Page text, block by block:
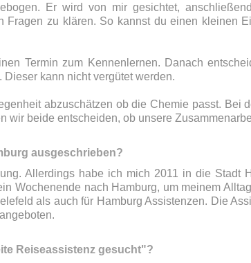
Er wird von mir gesichtet,
Fragen zu klären. So kannst du einen kleinen
Termin zum Kennenlernen. Danach
kann nicht vergütet werden.
abzuschätzen ob die Chemie passt. Bei
wir beide entscheiden, ob unsere
ausgeschrieben?
Allerdings habe ich mich 2011 in die Stadt
Wochenende nach Hamburg, um meinem
als auch für Hamburg Assistenzen. Die
Reiseassistenz gesucht"?